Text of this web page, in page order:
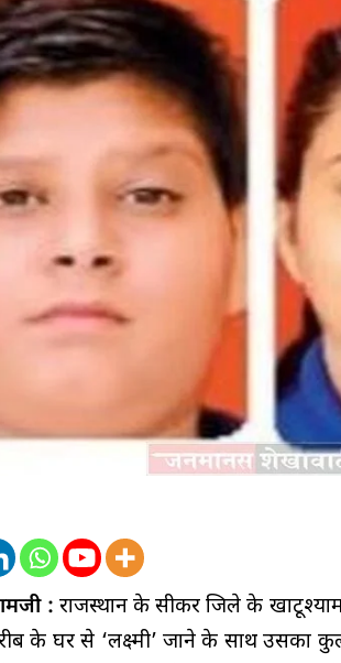
: राजस्थान के सीकर जिले के
के घर से ‘लक्ष्मी’ जाने के साथ उसका